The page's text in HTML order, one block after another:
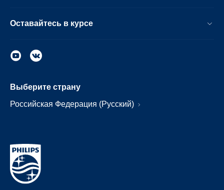
Оставайтесь в курсе
Выберите страну
Российская Федерация (Русский)